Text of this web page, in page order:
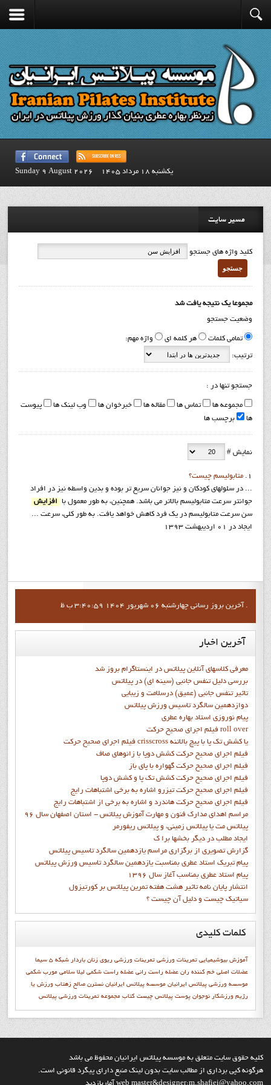
يكشنبه 18 مرداد 1405 Sunday 9 August 2026
مسیر سایت
کلید واژه های جستجو
جستجو
مجموعا یک نتیجه یافت شد
وضعیت جستجو
تمامی کلمات هر کلمه ای واژه مهم:
ترتیب:
جستجو تنها در :
مجموعه ها تماس ها مقاله ها خبرخوان ها وب لینک ها
پیوست
ها
برچسب ها
نمایش #
1.
متابولیسم چیست؟
... در سلولهای کودکان و نیز جوانان سریع تر بوده و بدین واسطه نیز در افراد
جوانتر سرعت متابولیسم بالاتر می باشد. همچنین، به طور معمول با
افزایش
سن سرعت متابولیسم در یک فرد کاهش خواهد یافت. به طور کلی، سرعت ...
ایجاد در 01 ارديبهشت 1393
آخرين بروز رساني چهارشنبه 06 شهریور 1404 3:40:59 ب ظ .
آخرین اخبار
معرفی کلاسهای آنلاین پیلاتس در اینستاگرام بروز شد
بررسی دلیل تنفس جانبی (سینه ای) در پیلاتس
تاثیر تنفس جانبی (عمیق) درسلامت و زیبایی
دوازدهمين سالگرد تاسيس ورزش پيلاتس
پيام نوروزي استاد بهاره عطري
فيلم اجراي صحيح حرکت roll over
فيلم اجراي صحيح حركت crisscross يا كشش تك پا با پيچ بالاتنه
فيلم اجراي صحيح حرکت كشش دوپا با زانوهاي صاف
فيلم اجراي صحيح حرکت گهواره با پاي باز
فيلم اجراي صحيح حرکت کشش تک پا و کشش دوپا
فيلم اجراي صحيح حرکت تيزرو اشاره به برخي اشتباهات رايج
فيلم اجراي صحيح حرکت هاندرد و اشاره به برخي از اشتباهات رايج
مراسم اهدای مدارک فنون و مهارت آموزش پیلاتس - استان اصفهان سال 96
پیلاتس مت یا پیلاتس زمینی، و پیلاتس ریفورمر
ايجاد مطلب در ديگر بخشها برا ک
گزارش تصويري از برگزاري مراسم يازدهمين سالگرد تاسيس پيلاتس
پيام تبريک استاد عطري بمناسبت يازدهمين سالگرد تاسيس ورزش پيلاتس
پيام استاد عطري بمناسب آغاز سال 1396
انتشار پايان نامه تاثیر هشت هفته تمرین پیلاتس بر کورتیزول
سیاتیک چیست و دلیل آن چیست ؟
کلماتکلیدی
آموزش بیوشیمیایی تمرينات ورزشي تمرینات ورزشی ریوی زنان باردار شبكه 5 سيما
عضلات اصلی خم کننده ران عضله راست رانی عضله راست شکمی ليلا سلامي مورب شکمی
موسسه ورزشی پیلاتس ایرانیان موسسه پيلاتس ايرانيان نسترن صالح زهتاب ورزش يا
رژيم ورزشکار نوجوان پوست پيلاتس چيست کتاب مجموعه تمرينات ورزشي پيلاتس
کليه حقوق سايت متعلق به موسسه پيلاتس ايرانيان محفوظ مي باشد
هرگونه کپي برداري از مطالب سايت بدون لينک منبع داراي پيگرد قانوني است.
web master&designer:m.shafiei@yahoo.com آماربازديد